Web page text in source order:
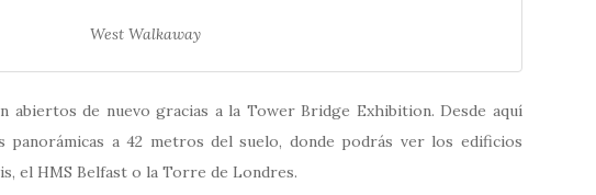
West Walkaway
abiertos de nuevo gracias a la Tower Bridge Exhibition. Desde aquí
panorámicas a 42 metros del suelo, donde podrás ver los edificios
el HMS Belfast o la Torre de Londres.